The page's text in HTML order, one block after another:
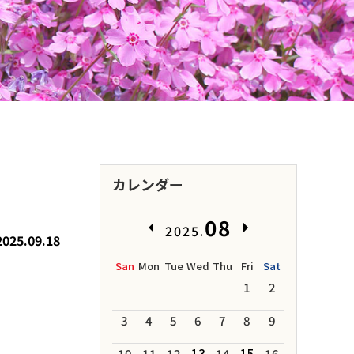
カレンダー
2025.08
San Mon Tue Wed Thu Fri Sat
1
2
3
4 5 6 7 8
9